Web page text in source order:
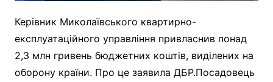
Керівник Миколаївського квартирно-
експлуатаційного управління привласнив понад
2,3 млн гривень бюджетних коштів, виділених на
оборону країни. Про це заявила ДБР.Посадовець